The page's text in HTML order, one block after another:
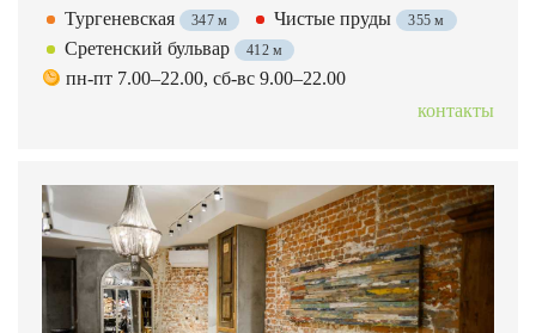
Тургеневская 347 м Чистые пруды 355 м
Сретенский бульвар 412 м
пн-пт 7.00–22.00, сб-вс 9.00–22.00
контакты